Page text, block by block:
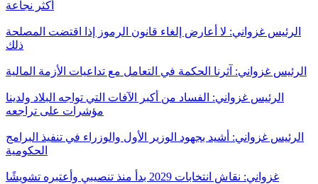
أكثر نجاعة
الرئيس غزواني: لا أعارض إلغاء قانون الرموز إذا اقتضت المصلحة
ذلك
الرئيس غزواني: آثرنا الحكمة في التعامل مع تداعيات الأزمة المالية
الرئيس غزواني: الفساد من أكبر الآفات التي تواجه البلاد ولدينا
مؤشرات على تراجعه
الرئيس غزواني: أشيد بجهود الوزير الأول والوزراء في تنفيذ البرامج
الحكومية
غزواني: نقاش انتخابات 2029 بدأ منذ تنصيبي وأعتبره تشويشًا